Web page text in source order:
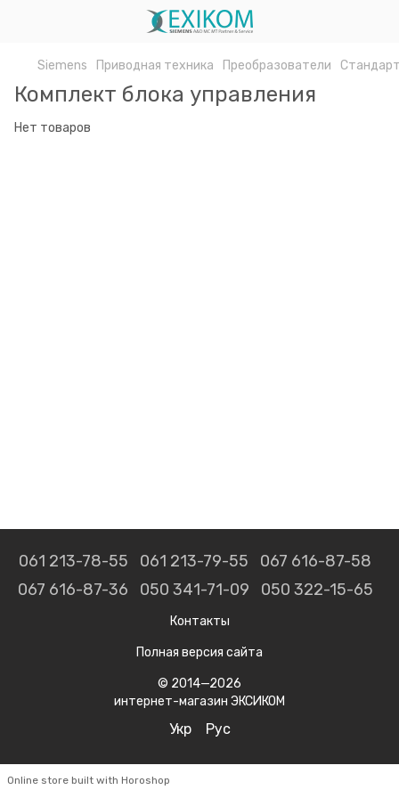
Siemens Приводная техника Преобразователи
Комплект блока управления
Нет товаров
061 213-78-55 061 213-79-55
067 616-87-58
067 616-87-36
050 341-71-09 050 322-15-65
Контакты
Полная версия сайта
© 2014—2026
интернет-магазин ЭКСИКОМ
Укр Рус
Online store built with Horoshop